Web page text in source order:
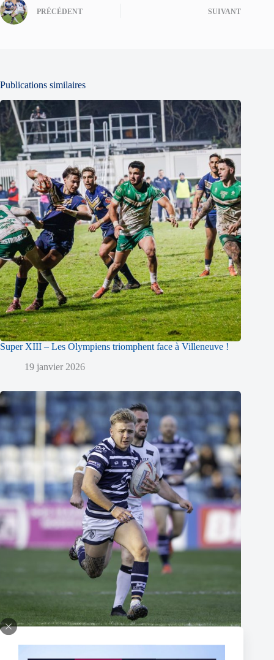
PRÉCÉDENT SUIVANT
Publications similaires
Super XIII – Les Olympiens triomphent face à Villeneuve !
19 janvier 2026
Thomas Lacans s’engage avec le Toulouse Olympique
5 mars 2025